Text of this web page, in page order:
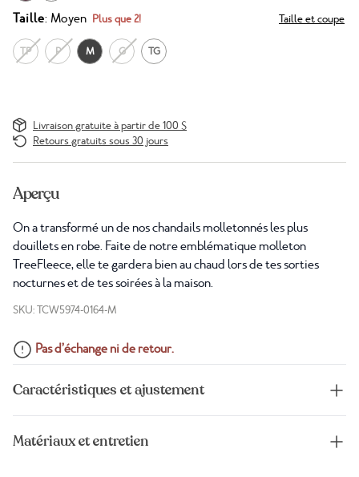
Taille: Moyen Plus que 2! Taille et coupe
TP P M G TG
Livraison gratuite à partir de 100 $
Retours gratuits sous 30 jours
Aperçu
On a transformé un de nos chandails molletonnés les plus
douillets en robe. Faite de notre emblématique molleton
TreeFleece, elle te gardera bien au chaud lors de tes sorties
nocturnes et de tes soirées à la maison.
SKU: TCW5974-0164-M
Pas d’échange ni de retour.
Caractéristiques et ajustement
Matériaux et entretien